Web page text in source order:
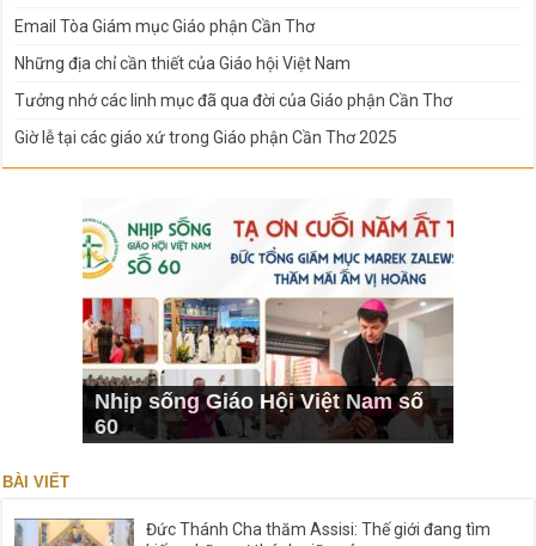
Email Tòa Giám mục Giáo phận Cần Thơ
Những địa chỉ cần thiết của Giáo hội Việt Nam
Tưởng nhớ các linh mục đã qua đời của Giáo phận Cần Thơ
Giờ lễ tại các giáo xứ trong Giáo phận Cần Thơ 2025
Nhịp sống Giáo Hội Việt Nam số
60
BÀI VIẾT
Đức Thánh Cha thăm Assisi: Thế giới đang tìm